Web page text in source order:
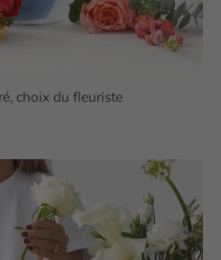
choix du fleuriste